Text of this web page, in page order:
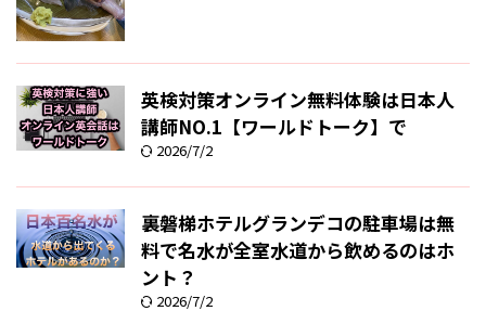
英検対策オンライン無料体験は日本人
講師NO.1【ワールドトーク】で
2026/7/2
裏磐梯ホテルグランデコの駐車場は無
料で名水が全室水道から飲めるのはホ
ント？
2026/7/2